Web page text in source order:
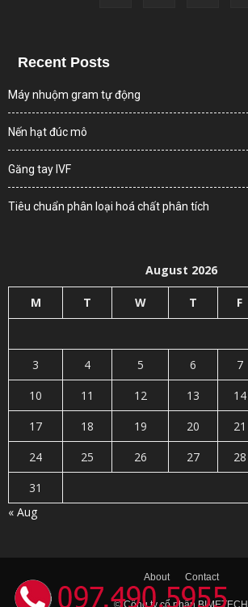
Recent Posts
Máy nhuộm gram tự động
Nến hạt đúc mô
Găng tay IVF
Tiêu chuẩn phân loại hoá chất phân tích
August 2026
M T W T F
3
4 5 6 7
10
11 12 13 14
17
18 19 20 21
24
25 26 27 28
31
« Aug
About Contact
© Công ty cổ phân BIMETECH